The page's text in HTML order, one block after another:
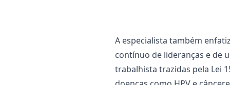
A especialista também
contínuo de lideranças e de
trabalhista trazidas pela Lei